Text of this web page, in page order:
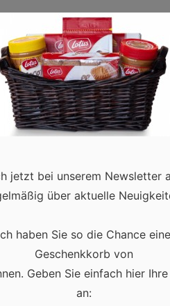
Berliner
Leider wurde der Karneval
die Möglichkeit, es trotzdem
jetzt bei unserem Newsletter
über aktuelle
haben Sie so die Chance
Geschenkkorb von
Geben Sie einfach hier
an: